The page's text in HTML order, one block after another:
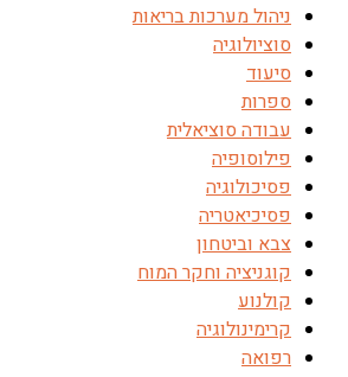
ניהול מערכות בריאות
סוציולוגיה
סיעוד
ספרות
עבודה סוציאלית
פילוסופיה
פסיכולוגיה
פסיכיאטריה
צבא וביטחון
קוגניציה וחקר המוח
קולנוע
קרימינולוגיה
רפואה